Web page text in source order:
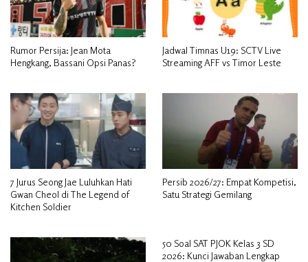
Rumor Persija: Jean Mota
Hengkang, Bassani Opsi Panas?
Jadwal Timnas U19: SCTV Live
Streaming AFF vs Timor Leste
7 Jurus Seong Jae Luluhkan Hati
Gwan Cheol di The Legend of
Kitchen Soldier
Persib 2026/27: Empat Kompetisi,
Satu Strategi Gemilang
50 Soal SAT PJOK Kelas 3 SD
2026: Kunci Jawaban Lengkap